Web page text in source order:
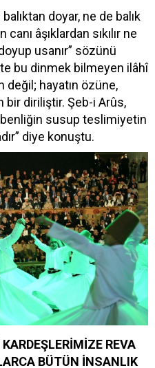
doyar, ne de balık
âşıklardan sıkılır ne
usanır” sözünü
bu dinmek bilmeyen ilâhî
değil; hayatın özüne,
bir diriliştir. Şeb-i Arûs,
susup teslimiyetin
diye konuştu.
REVA
BÜTÜN İNSANLIK